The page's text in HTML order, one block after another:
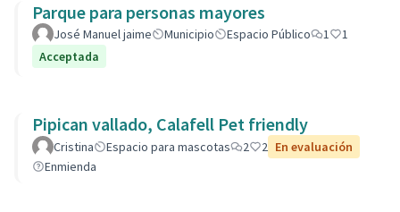
Parque para personas mayores
José Manuel jaime Municipio Espacio Público 1
1
Acceptada
Pipican vallado, Calafell Pet friendly
Cristina Espacio para mascotas 2 2 En evaluación
Enmienda